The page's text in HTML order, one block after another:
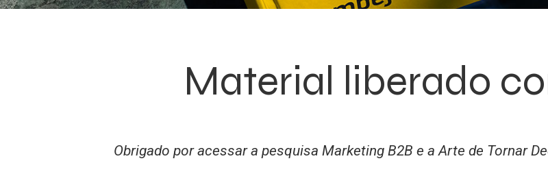
Material liberado
Obrigado por acessar a pesquisa Marketing B2B e a Arte de Tornar